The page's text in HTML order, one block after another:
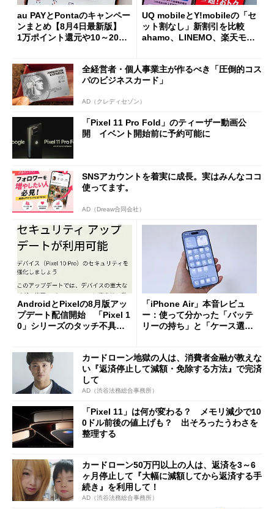
au PAYとPontaのキャンペー
ンまとめ【8月4日最新版】
1万ポイント還元や10～20％
UQ mobileとY!mobileの「セ
ット割なし」新割引を比較
ahamo、LINEMO、楽天モバ
全経営者・個人事業主が作るべき「圧倒的コス
パのビジネスカード」
AD（クレディセゾン）
「Pixel 11 Pro Fold」のティーザー動画公
開 イベント開始前に予約可能に
SNSアカウントを着実に成長。実はみんなココ
使ってます。
AD（Dreaw合同会社）
AndroidとPixelの8月版アッ
プデート配信開始 「Pixel 1
0」シリーズのタッチ不具合
「iPhone Air」本音レビュ
ー：使って分かった「バッテ
リーの持ち」と「ケース選
カードローン地獄の人は、消費者金融が教えな
い『返済停止して減額・免除する方法』で完済
して
AD（渋谷法務総合事務所）
「Pixel 11」は何が変わる？ メモリ減少で10
0ドル前後の値上げも？ 出そろったうわさを
整理する
カードローン50万円以上の人は、返済を3～6
ヶ月停止して『大幅に減額してから返済する手
続き』を利用して！
AD（渋谷法務総合事務所）